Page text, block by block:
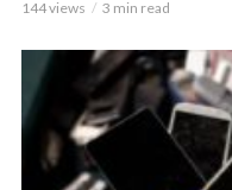
144 views 3 min read